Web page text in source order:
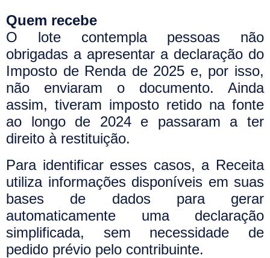
Quem recebe
O lote contempla pessoas não
obrigadas a apresentar a declaração do
Imposto de Renda de 2025 e, por isso,
não enviaram o documento. Ainda
assim, tiveram imposto retido na fonte
ao longo de 2024 e passaram a ter
direito à restituição.
Para identificar esses casos, a Receita
utiliza informações disponíveis em suas
bases de dados para gerar
automaticamente uma declaração
simplificada, sem necessidade de
pedido prévio pelo contribuinte.